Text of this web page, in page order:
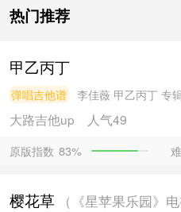
热门推荐
甲乙丙丁
弹唱吉他谱 李佳薇 甲乙丙丁 专
大路吉他up 人气49
原版指数 83%
樱花草 （《星苹果乐园》